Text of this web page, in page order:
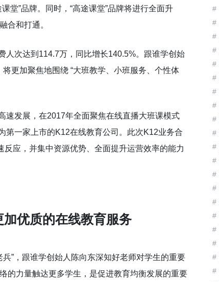
堂”品牌。同时，“高途课堂”品牌将进行全面升
合和打通。
人次达到114.7万，同比增长140.5%。跟谁学创始
更加聚焦地围绕 “大班教学、小班服务、个性体
速发展，在2017年全面聚焦在线直播大班课模式
第一家上市的K12在线教育公司。此次K12业务合
反应，并集中资源优势、全面提升运营效率的能力
优质的在线教育服务
”，跟谁学创始人陈向东深知好老师对学生的重要
的力量触达更多学生，是促进教育均衡发展的重要